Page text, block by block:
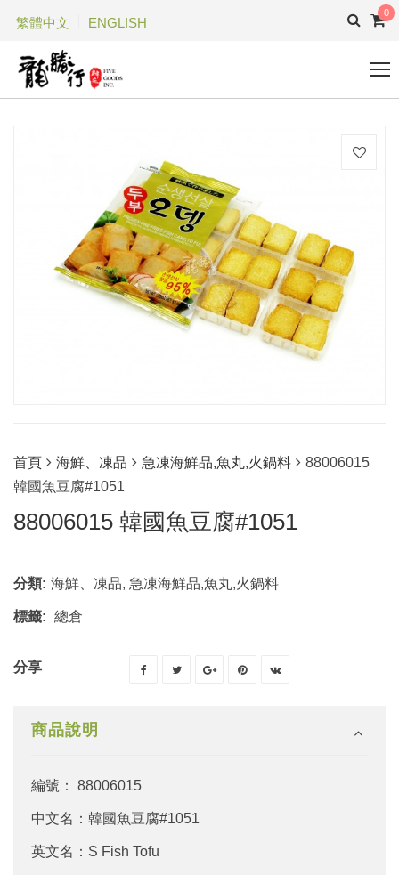
繁體中文 ENGLISH
0
首頁 海鮮、凍品 急凍海鮮品,魚丸,火鍋料
88006015
韓國魚豆腐#1051
88006015 韓國魚豆腐#1051
分類: 海鮮、凍品, 急凍海鮮品,魚丸,火鍋料
標籤: 總倉
分享
商品說明
編號： 88006015
中文名：韓國魚豆腐#1051
英文名：S Fish Tofu